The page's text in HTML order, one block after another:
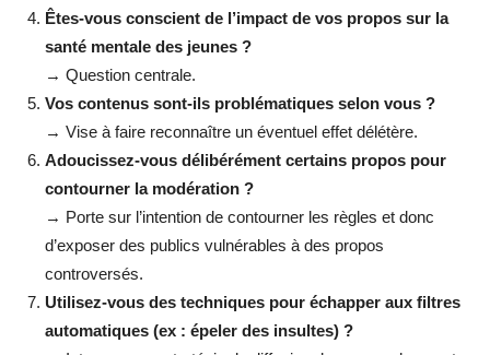
Êtes-vous conscient de l’impact de vos propos sur la
santé mentale des jeunes ?
→ Question centrale.
Vos contenus sont-ils problématiques selon vous ?
→ Vise à faire reconnaître un éventuel effet délétère.
Adoucissez-vous délibérément certains propos pour
contourner la modération ?
→ Porte sur l’intention de contourner les règles et donc
d’exposer des publics vulnérables à des propos
controversés.
Utilisez-vous des techniques pour échapper aux filtres
automatiques (ex : épeler des insultes) ?